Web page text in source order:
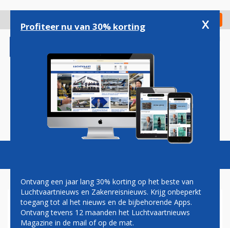
gaan
Check in
Magazine Podcasts Vacatures
REISVOORBEREID
Profiteer nu van 30% korting x
Ontvang een jaar lang 30% korting op het beste van
Luchtvaartnieuws en Zakenreisnieuws. Krijg onbeperkt
toegang tot al het nieuws en de bijbehorende Apps.
Ontvang tevens 12 maanden het Luchtvaartnieuws
Magazine in de mail of op de mat.